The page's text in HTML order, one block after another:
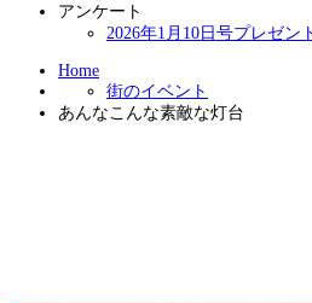
アンケート
2026年1月10日号プレゼン
Home
街のイベント
あんなこんな素敵な灯台